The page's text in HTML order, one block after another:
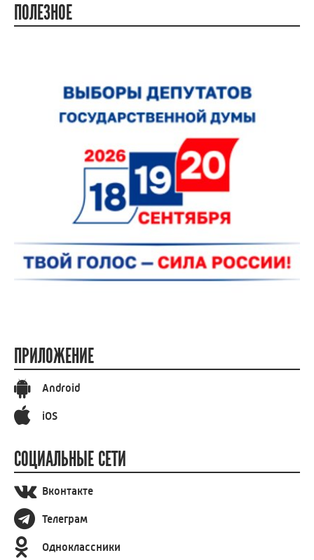
ПОЛЕЗНОЕ
ПРИЛОЖЕНИЕ
Android
iOS
СОЦИАЛЬНЫЕ СЕТИ
Вконтакте
Телеграм
Одноклассники